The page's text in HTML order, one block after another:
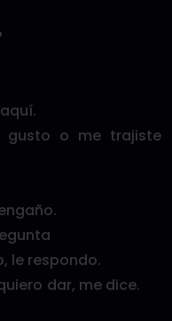
gusto o me trajiste
le respondo.
dar, me dice.